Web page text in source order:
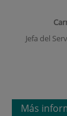
Jefa del
Más